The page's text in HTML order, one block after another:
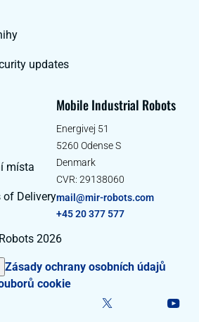
updates
místa
of Delivery
Mobile Industrial Robots
Energivej 51
5260 Odense S
Denmark
CVR: 29138060
mail@mir-robots.com
+45 20 377 577
2026
Zásady ochrany osobních údajů
cookie